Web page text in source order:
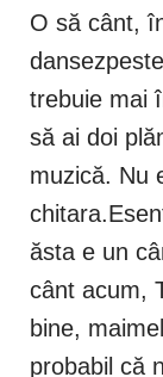
O să cânt,
trebuie mai
să ai doi
muzică. Nu
ăsta e un
cânt acum,
bine,
probabil că